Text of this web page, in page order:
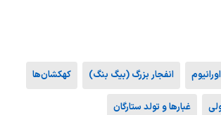
انفجار بزرگ (بیگ بنگ) کهکشان‌ها
غبارها و تولد ستارگان